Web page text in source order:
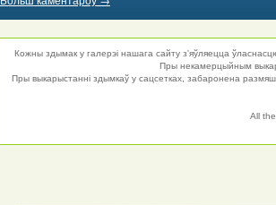
Кожны здымак у галерэі нашага сайту з'яўляецца
Пры некамерцыйным
Пры выкарыстанні здымкаў у сацсетках, забаронена
All